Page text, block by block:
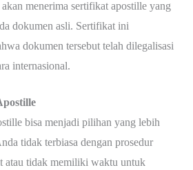
menerima sertifikat apostille yang
dokumen asli. Sertifikat ini
dokumen tersebut telah dilegalisasi
internasional.
bisa menjadi pilihan yang lebih
tidak terbiasa dengan prosedur
atau tidak memiliki waktu untuk